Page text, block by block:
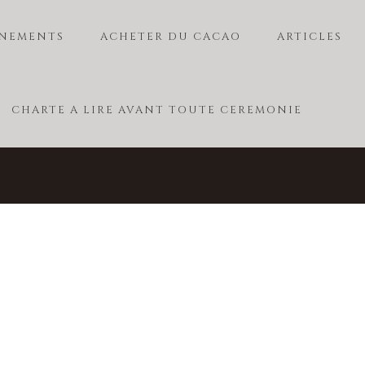
ACHETER DU CACAO ARTICLES
CHARTE A LIRE AVANT TOUTE CEREMONIE